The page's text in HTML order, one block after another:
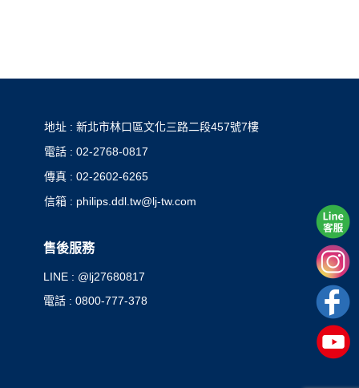
地址 : 新北市林口區文化三路二段457號7樓
電話 : 02-2768-0817
傳真 : 02-2602-6265
信箱 : philips.ddl.tw@lj-tw.com
售後服務
LINE : @lj27680817
電話 : 0800-777-378